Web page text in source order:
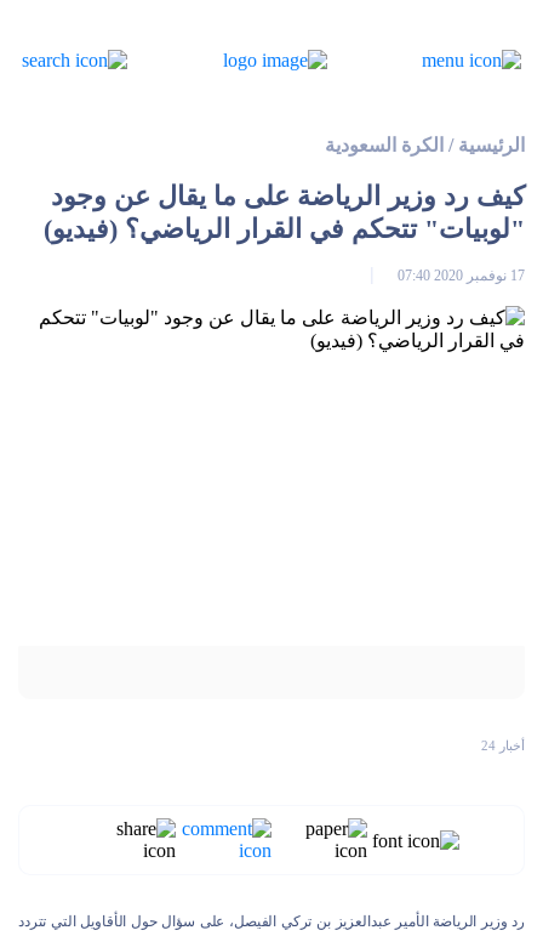
الرئيسية / الكرة السعودية
كيف رد وزير الرياضة على ما يقال عن وجود
"لوبيات" تتحكم في القرار الرياضي؟ (فيديو)
17 نوفمبر 2020 07:40
أخبار 24
رد وزير الرياضة الأمير عبدالعزيز بن تركي الفيصل، على سؤال حول الأقاويل التي تتردد